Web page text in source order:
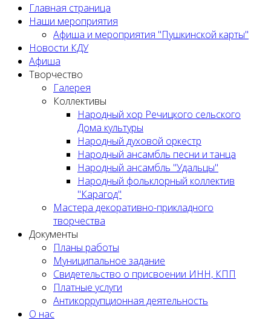
Главная страница
Наши мероприятия
Афиша и мероприятия "Пушкинской карты"
Новости КДУ
Афиша
Творчество
Галерея
Коллективы
Народный хор Речицкого сельского
Дома культуры
Народный духовой оркестр
Народный ансамбль песни и танца
Народный ансамбль "Удальцы"
Народный фольклорный коллектив
"Карагод"
Мастера декоративно-прикладного
творчества
Документы
Планы работы
Муниципальное задание
Cвидетельство о присвоении ИНН, КПП
Платные услуги
Антикоррупционная деятельность
О нас